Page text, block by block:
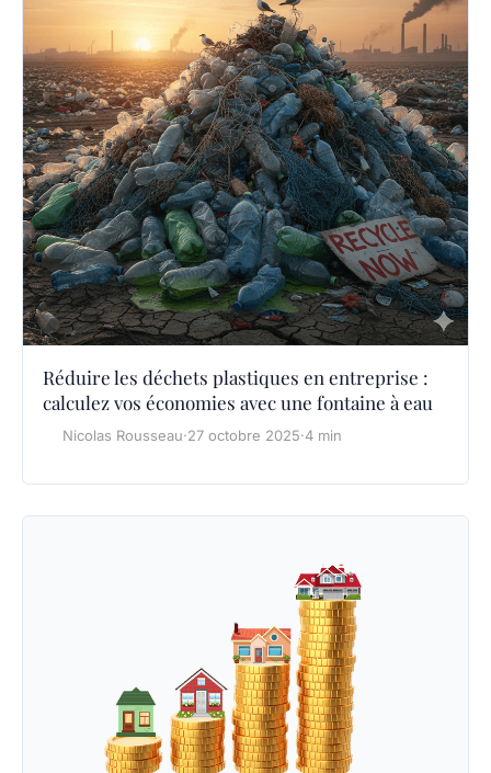
Réduire les déchets plastiques en entreprise :
calculez vos économies avec une fontaine à eau
Nicolas Rousseau·27 octobre 2025·4 min